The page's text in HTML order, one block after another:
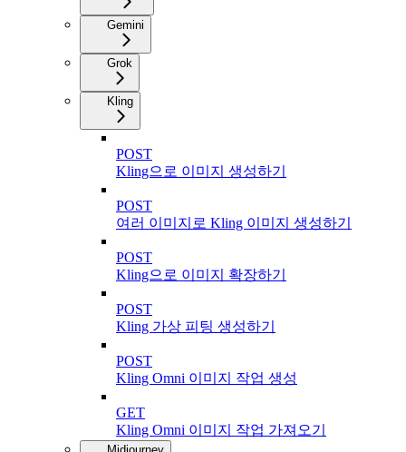
Gemini
Grok
Kling
POST
Kling으로 이미지 생성하기
POST
여러 이미지로 Kling 이미지 생성하기
POST
Kling으로 이미지 확장하기
POST
Kling 가상 피팅 생성하기
POST
Kling Omni 이미지 작업 생성
GET
Kling Omni 이미지 작업 가져오기